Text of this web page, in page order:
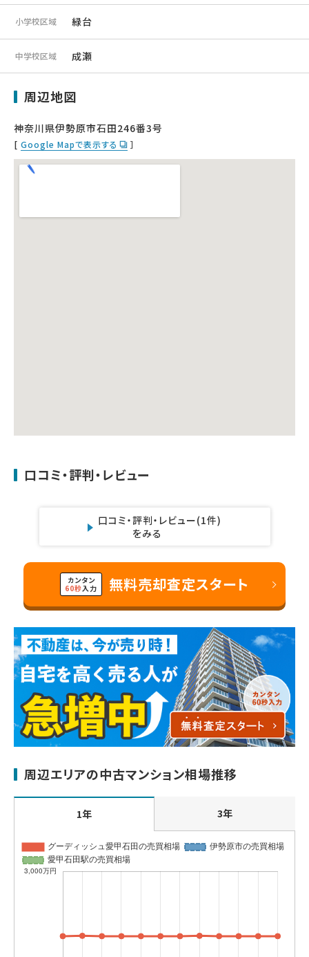
小学校区域 緑台
中学校区域 成瀬
周辺地図
神奈川県伊勢原市石田246番3号
[ Google Mapで表示する ］
口コミ・評判・レビュー
口コミ・評判・レビュー
をみる
(1件)
カンタン
60秒入力 無料売却査定スタート
周辺エリアの中古マンション相場推移
1年 3年